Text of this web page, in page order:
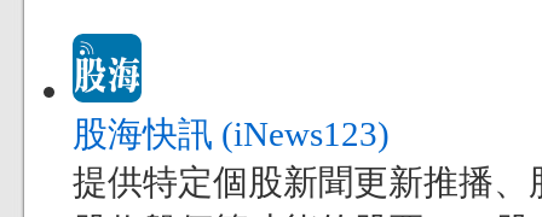
股海快訊 (iNews123)
提供特定個股新聞更新推播